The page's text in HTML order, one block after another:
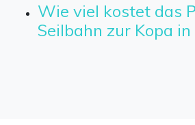
Wie viel kostet das
Seilbahn zur Kopa in